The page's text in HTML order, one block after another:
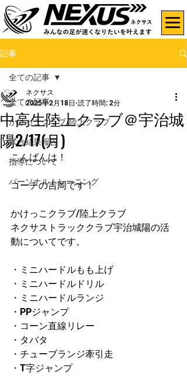
記事
全ての記事
かけっこクラブ/陸上クラブ
試合結果報告
指導について
パーソナルトレーニング
全ての記事
中高生陸上クラブ＠宇治城
陽2/17(月)
ネクサス
2025年2月18日 読了時間: 2分
こんばんは！
コーチの吉岡です！
かけっこクラブ/陸上クラブ
ネクサストラッククラブ宇治城陽の活
動についてです。
・ミニハードルもも上げ
・ミニハードルドリル
・ミニハードルランジ
・PPジャンプ
・コーン直線リレー
・タバタ
・チューブランジ牽引走
・T字ジャンプ